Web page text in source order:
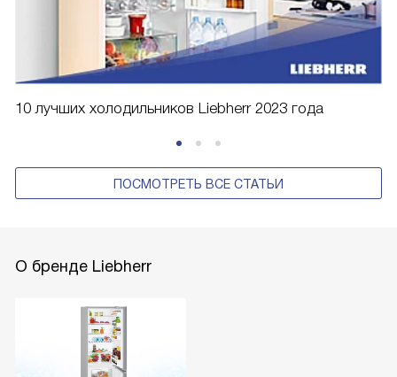
10 лучших холодильников Liebherr 2023 года
ПОСМОТРЕТЬ ВСЕ СТАТЬИ
О бренде Liebherr